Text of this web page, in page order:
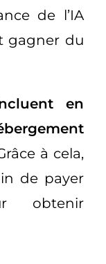
de l’IA
gagner du
en
à cela,
de payer
obtenir